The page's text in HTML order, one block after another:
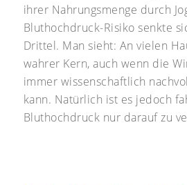
ihrer Nahrungsmenge durch
Bluthochdruck-Risiko senkte
Drittel. Man sieht: An vielen
wahrer Kern, auch wenn die
immer wissenschaftlich
kann. Natürlich ist es jedoch
Bluthochdruck nur darauf zu